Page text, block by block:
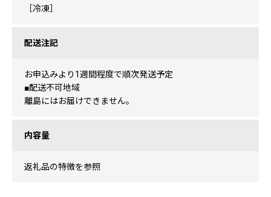
［冷凍］
配送注記
お申込みより1週間程度で順次発送予定
■配送不可地域
離島にはお届けできません。
内容量
返礼品の特徴を参照